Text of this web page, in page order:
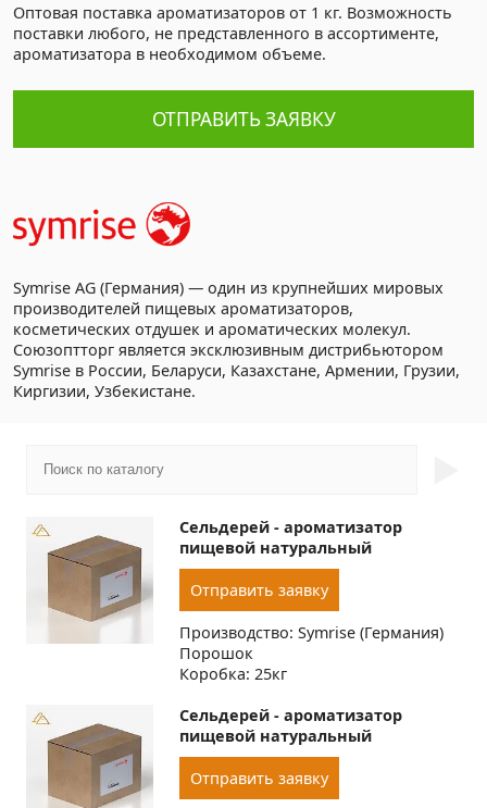
Оптовая поставка ароматизаторов от 1 кг. Возможность
поставки любого, не представленного в ассортименте,
ароматизатора в необходимом объеме.
ОТПРАВИТЬ ЗАЯВКУ
Symrise AG (Германия) — один из крупнейших мировых
производителей пищевых ароматизаторов,
косметических отдушек и ароматических молекул.
Союзоптторг является эксклюзивным дистрибьютором
Symrise в России, Беларуси, Казахстане, Армении, Грузии,
Киргизии, Узбекистане.
Сельдерей - ароматизатор
пищевой натуральный
Отправить заявку
Производство: Symrise (Германия)
Порошок
Коробка: 25кг
Сельдерей - ароматизатор
пищевой натуральный
Отправить заявку